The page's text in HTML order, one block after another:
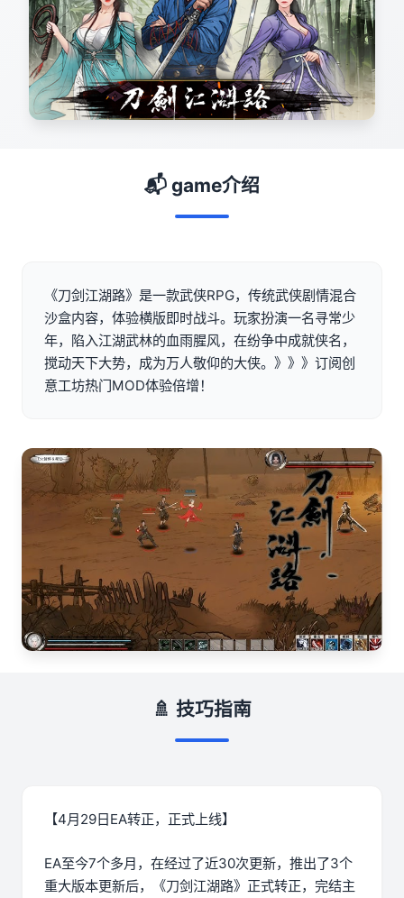
📬 game介绍
《刀剑江湖路》是一款武侠RPG，传统武侠剧情混合
沙盒内容，体验横版即时战斗。玩家扮演一名寻常少
年，陷入江湖武林的血雨腥风，在纷争中成就侠名，
搅动天下大势，成为万人敬仰的大侠。》》》订阅创
意工坊热门MOD体验倍增！
🚿 技巧指南
【4月29日EA转正，正式上线】
EA至今7个多月，在经过了近30次更新，推出了3个
重大版本更新后，《刀剑江湖路》正式转正，完结主